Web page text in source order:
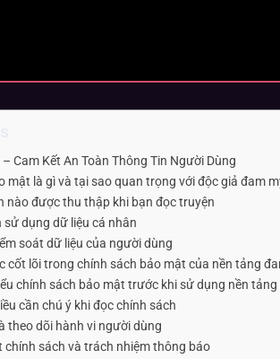
Cam Kết An Toàn Thông Tin Người Dùng
mật là gì và tại sao quan trọng với độc giả đam
nào được thu thập khi bạn đọc truyện
sử dụng dữ liệu cá nhân
soát dữ liệu của người dùng
cốt lõi trong chính sách bảo mật của nền tảng
chính sách bảo mật trước khi sử dụng nền tảng
cần chú ý khi đọc chính sách
theo dõi hành vi người dùng
chính sách và trách nhiệm thông báo